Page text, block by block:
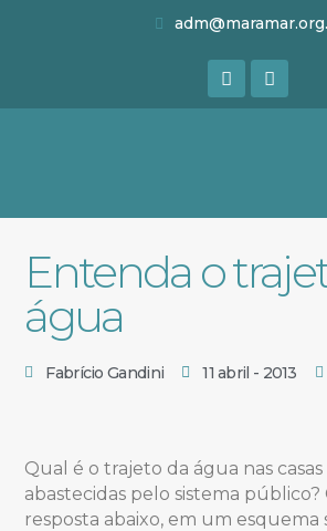
Entenda o
água
Fabrício Gandini 11 abril - 2013
Qual é o trajeto da água nas
abastecidas pelo sistema público?
resposta abaixo, em um esquema